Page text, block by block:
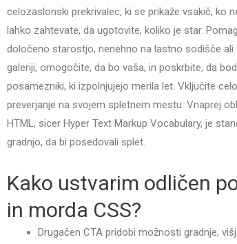
celozaslonski prekrivalec, ki se prikaže vsakič, ko
lahko zahtevate, da ugotovite, koliko je star.
določeno starostjo, nenehno na lastno sodišče
galeriji, omogočite, da bo vaša, in poskrbite, da
posamezniki, ki izpolnjujejo merila let. Vključite
preverjanje na svojem spletnem mestu. Vnaprej
HTML, sicer Hyper Text Markup Vocabulary, je
gradnjo, da bi posedovali splet.
Kako ustvarim odličen
in morda CSS?
Drugačen CTA pridobi možnosti gradnje,